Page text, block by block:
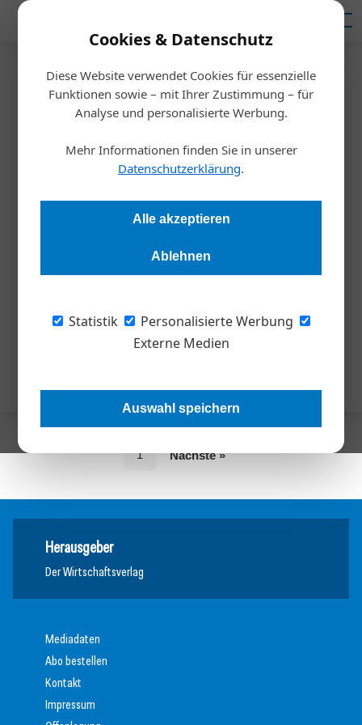
Cookies & Datenschutz
Diese Website verwendet Cookies für essenzielle
Funktionen sowie – mit Ihrer Zustimmung – für
Analyse und personalisierte Werbung.
Mehr Informationen finden Sie in unserer
Datenschutzerklärung.
Alle akzeptieren
Ablehnen
Statistik
Personalisierte Werbung
Externe Medien
Auswahl speichern
Artikel von Mara Leicht
Inspiration
Wie Arbeitgeber für Sicherheit sorgen
07. Oktober 2021
Die Kraft der ­Gewohnheit nutzen
Mara Leicht
1 Nächste »
Herausgeber
Der Wirtschaftsverlag
Mediadaten
Abo bestellen
Kontakt
Impressum